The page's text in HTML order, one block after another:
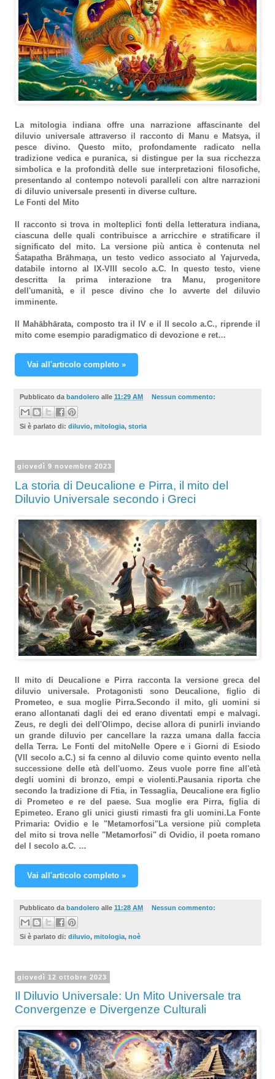
La mitologia indiana offre una narrazione affascinante del
diluvio universale attraverso il racconto di Manu e Matsya, il
pesce divino. Questo mito, profondamente radicato nella
tradizione vedica e puranica, si distingue per la sua ricchezza
simbolica e la profondità delle sue interpretazioni filosofiche,
presentando al contempo notevoli paralleli con altre narrazioni
di diluvio universale presenti in diverse culture.
Le Fonti del Mito
Il racconto si trova in molteplici fonti della letteratura indiana,
ciascuna delle quali contribuisce a arricchire e stratificare il
significato del mito. La versione più antica è contenuta nel
Śatapatha Brāhmaṇa, un testo vedico associato al Yajurveda,
databile intorno al IX-VIII secolo a.C. In questo testo, viene
descritta la prima interazione tra Manu, progenitore
dell'umanità, e il pesce divino che lo avverte del diluvio
imminente.
Il Mahābhārata, composto tra il IV e il II secolo a.C., riprende il
mito come esempio paradigmatico di devozione e ret…
Vai all'articolo completo »
Pubblicato da bandolero alle 11:29 AM Nessun commento:
Si è parlato di: diluvio, mitologia, storia
giovedì 9 novembre 2023
La storia di Deucalione e Pirra, il mito del
Diluvio Universale secondo i Greci
Il mito di Deucalione e Pirra racconta la versione greca del
diluvio universale. Protagonisti sono Deucalione, figlio di
Prometeo, e sua moglie Pirra.Secondo il mito, gli uomini si
erano allontanati dagli dei ed erano diventati empi e malvagi.
Zeus, re degli dei dell'Olimpo, decise allora di punirli inviando
un grande diluvio per cancellare la razza umana dalla faccia
della Terra. Le Fonti del mitoNelle Opere e i Giorni di Esiodo
(VII secolo a.C.) si fa cenno al diluvio come quinto evento nella
successione delle età dell'uomo. Zeus vuole porre fine all'età
degli uomini di bronzo, empi e violenti.Pausania riporta che
secondo la tradizione di Ftia, in Tessaglia, Deucalione era figlio
di Prometeo e re del paese. Sua moglie era Pirra, figlia di
Epimeteo. Erano gli unici giusti rimasti fra gli uomini.La Fonte
Primaria: Ovidio e le "Metamorfosi"La versione più completa
del mito si trova nelle "Metamorfosi" di Ovidio, il poeta romano
del I secolo a.C. …
Vai all'articolo completo »
Pubblicato da bandolero alle 11:28 AM Nessun commento:
Si è parlato di: diluvio, mitologia, noè
giovedì 12 ottobre 2023
Il Diluvio Universale: Un Mito Universale tra
Convergenze e Divergenze Culturali